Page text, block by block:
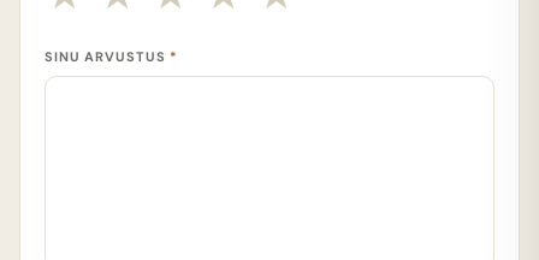
SINU ARVUSTUS *